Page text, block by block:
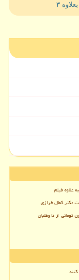
علاوه فیلم
دکتر کمال خرازی